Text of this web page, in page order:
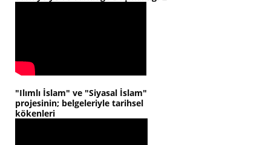
"Ilımlı İslam" ve "Siyasal İslam"
projesinin; belgeleriyle tarihsel
kökenleri